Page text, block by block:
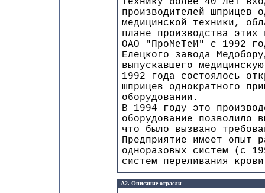
производителей шприцев
медицинской техники,
плане производства этих
ОАО "ПроМеТеИ" с 1992
Елецкого завода
выпускавшего
1992 года состоялось
шприцев однократного
оборудовании.
В 1994 году это
оборудование позволило
что было вызвано
Предприятие имеет опыт
одноразовых систем (с
систем переливания
А2. Описание отрасли